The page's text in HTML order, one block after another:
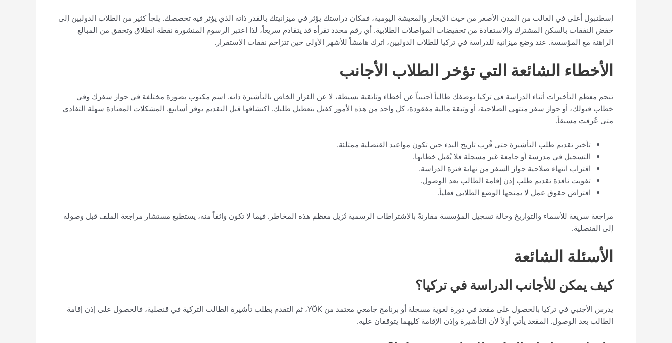
إسطنبول أغلى في الغالب من المدن الأصغر من حيث الإيجار والمعيشة اليومية، فمكان دراستك يؤثر في ميزانيتك بالقدر ذاته الذي يؤثر فيه تخصصك. يلجأ كثير من الطلاب الدوليين إلى
خفض النفقات بالسكن المشترك والاستفادة من تخفيضات المواصلات الطلابية. أي رقم محدد تقرأه قد يتقادم سريعاً، لذا اعتبر الرسوم المنشورة نقطة انطلاق وتحقق من المبالغ
الراهنة مع المؤسسة. عند وضع ميزانية للدراسة في تركيا للطلاب الدوليين، اترك هامشاً للأشهر الأولى حين تتزاحم نفقات الاستقرار.
الأخطاء الشائعة التي تؤخر الطلاب الأجانب
تنجم معظم التأخيرات أثناء الدراسة في تركيا بوصفك طالباً أجنبياً عن أخطاء وثائقية بسيطة، لا عن القرار الخاص بالتأشيرة ذاته. اسم مكتوب بصورة مختلفة في جواز سفرك وفي
خطاب قبولك، أو جواز سفر منتهي الصلاحية، أو وثيقة مالية مفقودة، كل واحد من هذه الأمور كفيل بتعطيل طلبك. اكتشافها قبل التقديم يوفر أسابيع. المشكلات المعتادة سهلة التفادي
متى عُرفت مسبقاً.
تأخير تقديم طلب التأشيرة حتى قُرب تاريخ البدء حين تكون مواعيد القنصلية ممتلئة.
التسجيل في مدرسة أو جامعة غير مسجلة فلا يُقبل خطابها.
اقتراب انتهاء صلاحية جواز السفر من نهاية فترة الدراسة.
تفويت نافذة تقديم طلب إذن إقامة الطالب بعد الوصول.
افتراض حقوق عمل لا يمنحها الوضع الطلابي فعلياً.
مراجعة سريعة للأسماء والتواريخ وحالة تسجيل المؤسسة مقارنةً بالاشتراطات الرسمية تُزيل معظم هذه المخاطر. فيما لا تكون واثقاً منه، يستطيع مستشار مراجعة الملف قبل وصوله
إلى القنصلية.
الأسئلة الشائعة
كيف يمكن للأجانب الدراسة في تركيا؟
يدرس الأجنبي في تركيا بالحصول على مقعد في دورة لغوية مسجلة أو برنامج جامعي معتمد من YÖK، ثم التقدم بطلب تأشيرة الطالب التركية في قنصلية، فالحصول على إذن إقامة
الطالب بعد الوصول. المقعد يأتي أولاً لأن التأشيرة وإذن الإقامة كليهما يتوقفان عليه.